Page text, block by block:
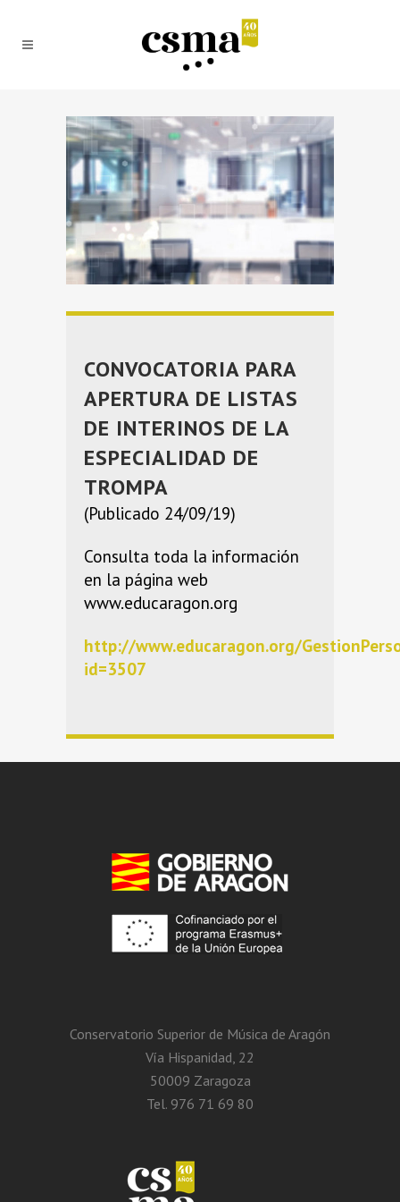
CONVOCATORIA PARA
APERTURA DE LISTAS
DE INTERINOS DE LA
ESPECIALIDAD DE
TROMPA
(Publicado 24/09/19)
Consulta toda la información
en la página web
www.educaragon.org
http://www.educaragon.org/
id=3507
Conservatorio Superior de Música de Aragón
Vía Hispanidad, 22
50009 Zaragoza
Tel. 976 71 69 80